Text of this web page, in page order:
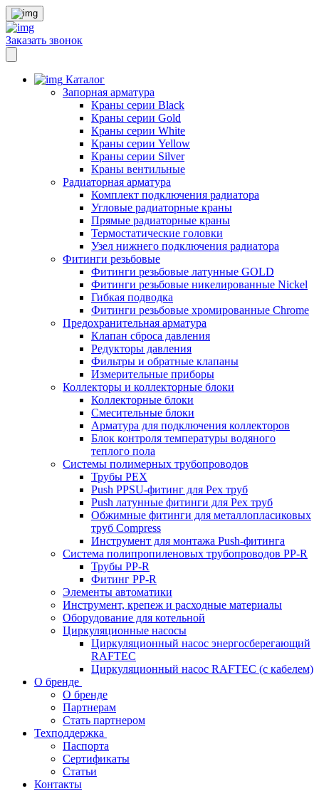
Заказать звонок
Каталог
Запорная арматура
Краны серии Black
Краны серии Gold
Краны серии White
Краны серии Yellow
Краны серии Silver
Краны вентильные
Радиаторная арматура
Комплект подключения радиатора
Угловые радиаторные краны
Прямые радиаторные краны
Термостатические головки
Узел нижнего подключения радиатора
Фитинги резьбовые
Фитинги резьбовые латунные GOLD
Фитинги резьбовые никелированные Nickel
Гибкая подводка
Фитинги резьбовые хромированные Chrome
Предохранительная арматура
Клапан сброса давления
Редукторы давления
Фильтры и обратные клапаны
Измерительные приборы
Коллекторы и коллекторные блоки
Коллекторные блоки
Смесительные блоки
Арматура для подключения коллекторов
Блок контроля температуры водяного
теплого пола
Системы полимерных трубопроводов
Трубы PEX
Push PPSU-фитинг для Pex труб
Push латунные фитинги для Pex труб
Обжимные фитинги для металлопласиковых
труб Compress
Инструмент для монтажа Push-фитинга
Система полипропиленовых трубопроводов PP-R
Трубы PP-R
Фитинг PP-R
Элементы автоматики
Инструмент, крепеж и расходные материалы
Оборудование для котельной
Циркуляционные насосы
Циркуляционный насос энергосберегающий
RAFTEC
Циркуляционный насос RAFTEC (с кабелем)
О бренде
О бренде
Партнерам
Стать партнером
Техподдержка
Паспорта
Сертификаты
Статьи
Контакты